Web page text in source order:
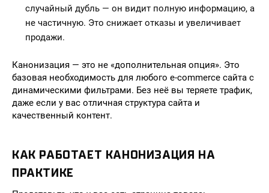
случайный дубль — он видит полную информацию, а
не частичную. Это снижает отказы и увеличивает
продажи.
Канонизация — это не «дополнительная опция». Это
базовая необходимость для любого e-commerce сайта с
динамическими фильтрами. Без неё вы теряете трафик,
даже если у вас отличная структура сайта и
качественный контент.
КАК РАБОТАЕТ КАНОНИЗАЦИЯ НА
ПРАКТИКЕ